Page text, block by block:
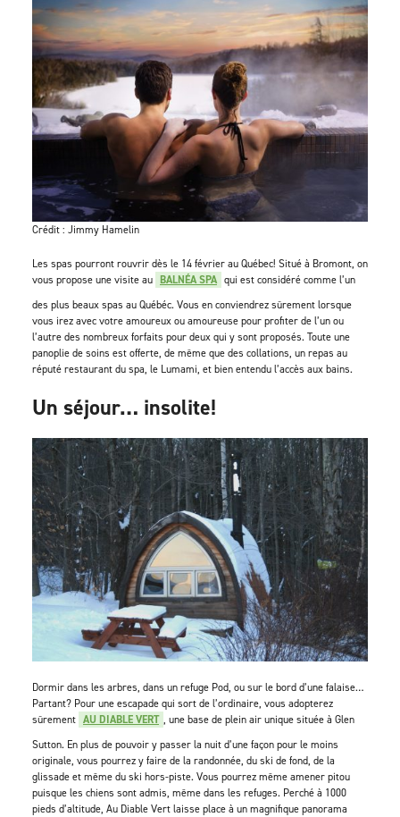
Crédit : Jimmy Hamelin
Les spas pourront rouvrir dès le 14 février au Québec! Situé à Bromont, on
vous propose une visite au BALNÉA SPA qui est considéré comme l’un
des plus beaux spas au Québéc. Vous en conviendrez sûrement lorsque
vous irez avec votre amoureux ou amoureuse pour profiter de l’un ou
l’autre des nombreux forfaits pour deux qui y sont proposés. Toute une
panoplie de soins est offerte, de même que des collations, un repas au
réputé restaurant du spa, le Lumami, et bien entendu l’accès aux bains.
Un séjour… insolite!
Dormir dans les arbres, dans un refuge Pod, ou sur le bord d’une falaise…
Partant? Pour une escapade qui sort de l’ordinaire, vous adopterez
sûrement AU DIABLE VERT , une base de plein air unique située à Glen
Sutton. En plus de pouvoir y passer la nuit d’une façon pour le moins
originale, vous pourrez y faire de la randonnée, du ski de fond, de la
glissade et même du ski hors-piste. Vous pourrez même amener pitou
puisque les chiens sont admis, même dans les refuges. Perché à 1000
pieds d’altitude, Au Diable Vert laisse place à un magnifique panorama